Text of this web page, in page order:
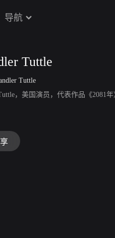
导航
Tuttle
Tuttle
，美国演员，代表作品《2081